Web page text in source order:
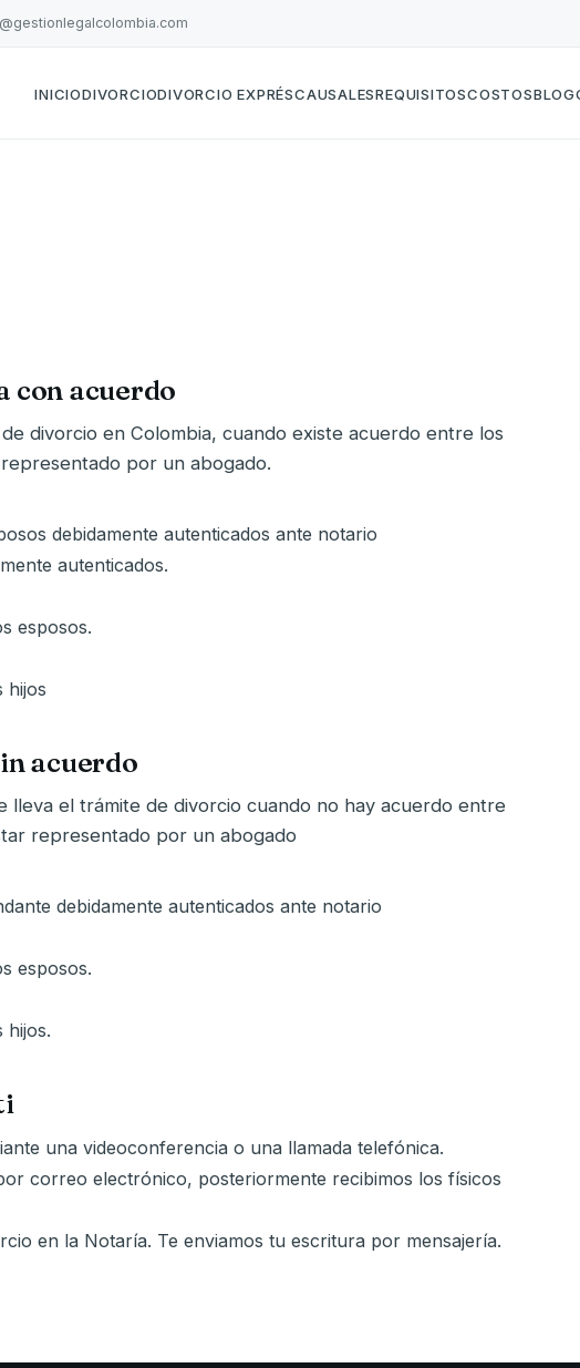
INICIODIVORCIODIVORCIO EXPRÉSCAUSALESREQUISITOSCOSTOSBLOG
con acuerdo
divorcio en Colombia, cuando existe acuerdo entre los
por un abogado.
debidamente autenticados ante notario
autenticados.
esposos.
hijos
acuerdo
lleva el trámite de divorcio cuando no hay acuerdo entre
representado por un abogado
debidamente autenticados ante notario
esposos.
hijos.
una videoconferencia o una llamada telefónica.
correo electrónico, posteriormente recibimos los físicos
en la Notaría. Te enviamos tu escritura por mensajería.